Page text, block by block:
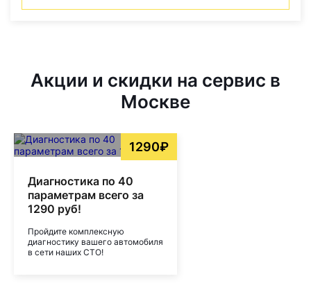
Акции и скидки на сервис в
Москве
1290₽
Диагностика по 40
параметрам всего за
1290 руб!
Пройдите комплексную
диагностику вашего автомобиля
в сети наших СТО!